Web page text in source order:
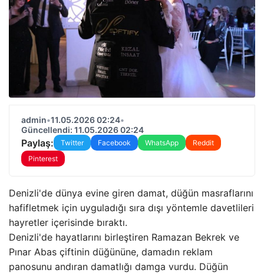
admin•11.05.2026 02:24•
Güncellendi: 11.05.2026 02:24
Paylaş: Twitter Facebook WhatsApp
Reddit
Pinterest
Denizli'de dünya evine giren damat, düğün masraflarını
hafifletmek için uyguladığı sıra dışı yöntemle davetlileri
hayretler içerisinde bıraktı.
Denizli'de hayatlarını birleştiren Ramazan Bekrek ve
Pınar Abas çiftinin düğününe, damadın reklam
panosunu andıran damatlığı damga vurdu. Düğün